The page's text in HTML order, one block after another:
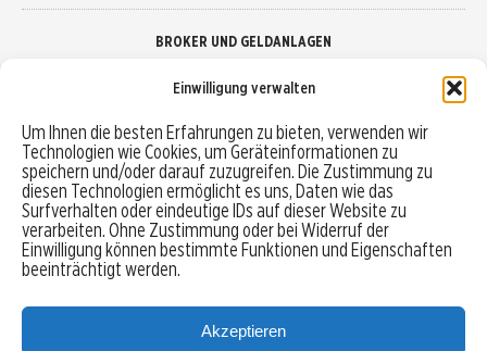
Einwilligung verwalten
Um Ihnen die besten Erfahrungen zu bieten, verwenden wir
Technologien wie Cookies, um Geräteinformationen zu
speichern und/oder darauf zuzugreifen. Die Zustimmung zu
diesen Technologien ermöglicht es uns, Daten wie das
Surfverhalten oder eindeutige IDs auf dieser Website zu
verarbeiten. Ohne Zustimmung oder bei Widerruf der
Einwilligung können bestimmte Funktionen und Eigenschaften
beeinträchtigt werden.
Akzeptieren
BROKER UND GELDANLAGEN
Robo-Advisor vergleichen
Depotvergleich
Festgeld vergleichen
Tagesgeld vergleichen